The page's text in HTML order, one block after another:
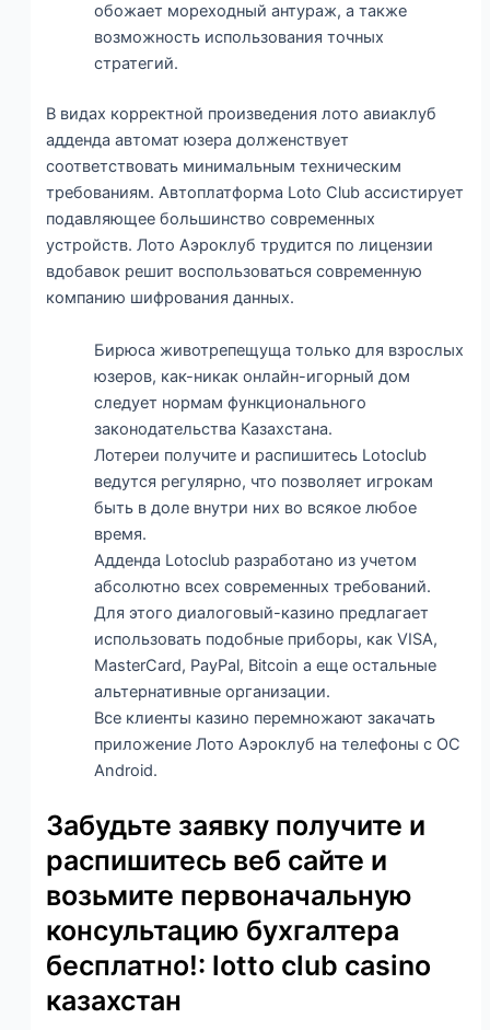
обожает мореходный антураж, а также
возможность использования точных
стратегий.
В видах корректной произведения лото авиаклуб
адденда автомат юзера долженствует
соответствовать минимальным техническим
требованиям. Автоплатформа Loto Club ассистирует
подавляющее большинство современных
устройств. Лото Аэроклуб трудится по лицензии
вдобавок решит воспользоваться современную
компанию шифрования данных.
Бирюса животрепещуща только для взрослых
юзеров, как-никак онлайн-игорный дом
следует нормам функционального
законодательства Казахстана.
Лотереи получите и распишитесь Lotoclub
ведутся регулярно, что позволяет игрокам
быть в доле внутри них во всякое любое
время.
Адденда Lotoclub разработано из учетом
абсолютно всех современных требований.
Для этого диалоговый-казино предлагает
использовать подобные приборы, как VISA,
MasterCard, PayPal, Bitcoin а еще остальные
альтернативные организации.
Все клиенты казино перемножают закачать
приложение Лото Аэроклуб на телефоны с ОС
Android.
Забудьте заявку получите и
распишитесь веб сайте и
возьмите первоначальную
консультацию бухгалтера
бесплатно!: lotto club casino
казахстан